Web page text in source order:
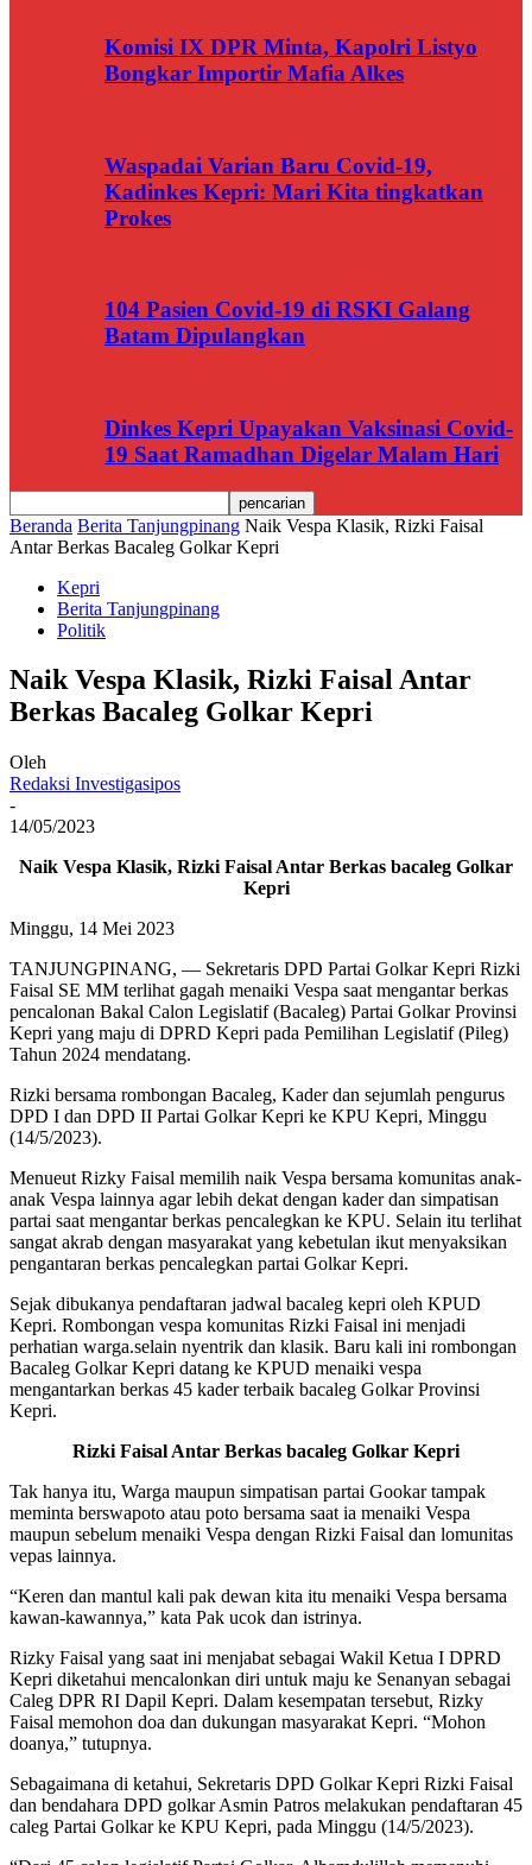
Komisi IX DPR Minta, Kapolri Listyo
Bongkar Importir Mafia Alkes
Waspadai Varian Baru Covid-19,
Kadinkes Kepri: Mari Kita tingkatkan
Prokes
104 Pasien Covid-19 di RSKI Galang
Batam Dipulangkan
Dinkes Kepri Upayakan Vaksinasi Covid-
19 Saat Ramadhan Digelar Malam Hari
Beranda Berita Tanjungpinang Naik Vespa Klasik, Rizki Faisal
Antar Berkas Bacaleg Golkar Kepri
Kepri
Berita Tanjungpinang
Politik
Naik Vespa Klasik, Rizki Faisal Antar
Berkas Bacaleg Golkar Kepri
Oleh
Redaksi Investigasipos
-
14/05/2023
Naik Vespa Klasik, Rizki Faisal Antar Berkas bacaleg Golkar
Kepri
Minggu, 14 Mei 2023
TANJUNGPINANG, — Sekretaris DPD Partai Golkar Kepri Rizki
Faisal SE MM terlihat gagah menaiki Vespa saat mengantar berkas
pencalonan Bakal Calon Legislatif (Bacaleg) Partai Golkar Provinsi
Kepri yang maju di DPRD Kepri pada Pemilihan Legislatif (Pileg)
Tahun 2024 mendatang.
Rizki bersama rombongan Bacaleg, Kader dan sejumlah pengurus
DPD I dan DPD II Partai Golkar Kepri ke KPU Kepri, Minggu
(14/5/2023).
Menueut Rizky Faisal memilih naik Vespa bersama komunitas anak-
anak Vespa lainnya agar lebih dekat dengan kader dan simpatisan
partai saat mengantar berkas pencalegkan ke KPU. Selain itu terlihat
sangat akrab dengan masyarakat yang kebetulan ikut menyaksikan
pengantaran berkas pencalegkan partai Golkar Kepri.
Sejak dibukanya pendaftaran jadwal bacaleg kepri oleh KPUD
Kepri. Rombongan vespa komunitas Rizki Faisal ini menjadi
perhatian warga.selain nyentrik dan klasik. Baru kali ini rombongan
Bacaleg Golkar Kepri datang ke KPUD menaiki vespa
mengantarkan berkas 45 kader terbaik bacaleg Golkar Provinsi
Kepri.
Rizki Faisal Antar Berkas bacaleg Golkar Kepri
Tak hanya itu, Warga maupun simpatisan partai Gookar tampak
meminta berswapoto atau poto bersama saat ia menaiki Vespa
maupun sebelum menaiki Vespa dengan Rizki Faisal dan lomunitas
vepas lainnya.
“Keren dan mantul kali pak dewan kita itu menaiki Vespa bersama
kawan-kawannya,” kata Pak ucok dan istrinya.
Rizky Faisal yang saat ini menjabat sebagai Wakil Ketua I DPRD
Kepri diketahui mencalonkan diri untuk maju ke Senanyan sebagai
Caleg DPR RI Dapil Kepri. Dalam kesempatan tersebut, Rizky
Faisal memohon doa dan dukungan masyarakat Kepri. “Mohon
doanya,” tutupnya.
Sebagaimana di ketahui, Sekretaris DPD Golkar Kepri Rizki Faisal
dan bendahara DPD golkar Asmin Patros melakukan pendaftaran 45
caleg Partai Golkar ke KPU Kepri, pada Minggu (14/5/2023).